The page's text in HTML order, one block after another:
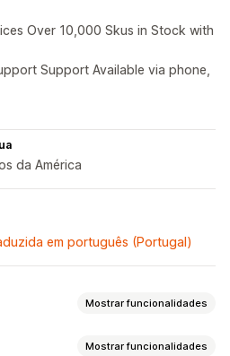
Over 10,000 Skus in Stock with
Support Available via phone,
da América
em português (Portugal)
Mostrar funcionalidades
Mostrar funcionalidades